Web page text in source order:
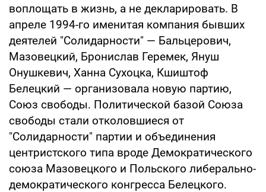
воплощать в жизнь, а не декларировать. В
апреле 1994-го именитая компания бывших
деятелей "Солидарности" — Бальцерович,
Мазовецкий, Бронислав Геремек, Януш
Онушкевич, Ханна Сухоцка, Кшиштоф
Белецкий — организовала новую партию,
Союз свободы. Политической базой Союза
свободы стали отколовшиеся от
"Солидарности" партии и объединения
центристского типа вроде Демократического
союза Мазовецкого и Польского либерально-
демократического конгресса Белецкого.